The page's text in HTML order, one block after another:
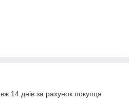
14 днів за рахунок покупця